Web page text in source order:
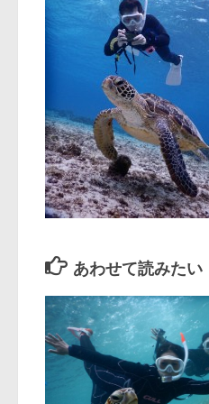
あわせて読みたい